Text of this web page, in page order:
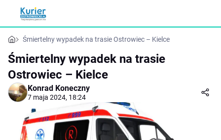
Śmiertelny wypadek na trasie Ostrowiec – Kielce
Śmiertelny wypadek na trasie
Ostrowiec – Kielce
Konrad Koneczny
7 maja 2024, 18:24